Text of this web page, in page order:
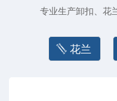
专业生产卸扣、花
花兰